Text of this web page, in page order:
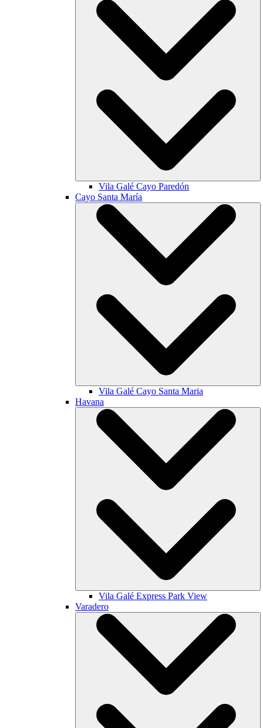
Vila Galé Cayo Paredón
Cayo Santa María
Vila Galé Cayo Santa Maria
Havana
Vila Galé Express Park View
Varadero